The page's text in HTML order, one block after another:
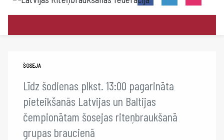
ŠOSEJA
Līdz šodienas plkst. 13:00 pagarināta
pieteikšanās Latvijas un Baltijas
čempionātam šosejas riteņbraukšanā
grupas braucienā